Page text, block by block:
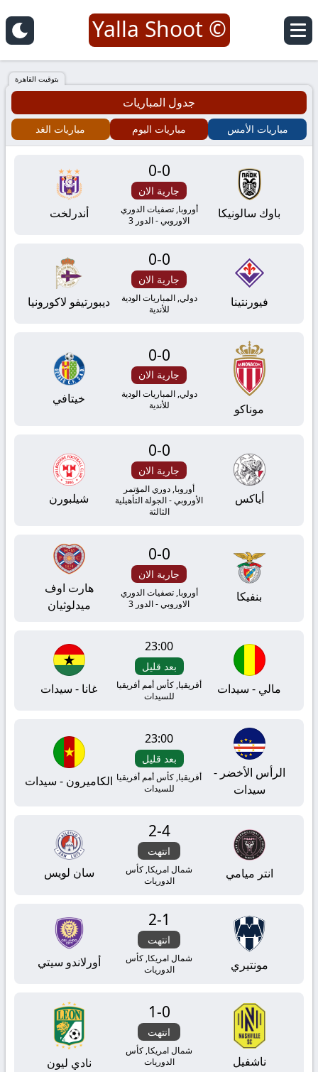
يلا
شوت
|
Yalla
Shoot
مباريات
مباشر
yallashoot
© Yalla Shoot
بتوقيت القاهرة
جدول المباريات
مباريات الأمس مباريات اليوم مباريات الغد
باوك سالونيكا
0
-
0
جارية الان
أوروبا, تصفيات الدوري
الاوروبي - الدور 3
أندرلخت
فيورنتينا
0
-
0
جارية الان
دولي, المباريات الودية
للأندية
ديبورتيفو لاكورونيا
موناكو
0
-
0
جارية الان
دولي, المباريات الودية
للأندية
خيتافي
أياكس
0
-
0
جارية الان
أوروبا, دوري المؤتمر
الأوروبي - الجولة التأهيلية
الثالثة
شيلبورن
بنفيكا
0
-
0
جارية الان
أوروبا, تصفيات الدوري
الاوروبي - الدور 3
هارت اوف
ميدلوثيان
مالي - سيدات
23:00
بعد قليل
أفريقيا, كأس أمم أفريقيا
للسيدات
غانا - سيدات
الرأس الأخضر -
سيدات
23:00
بعد قليل
أفريقيا, كأس أمم أفريقيا
للسيدات
الكاميرون - سيدات
انتر ميامي
4
-
2
انتهت
شمال امريكا, كأس
الدوريات
سان لويس
مونتيري
1
-
2
انتهت
شمال امريكا, كأس
الدوريات
أورلاندو سيتي
ناشفيل
0
-
1
انتهت
شمال امريكا, كأس
الدوريات
نادي ليون